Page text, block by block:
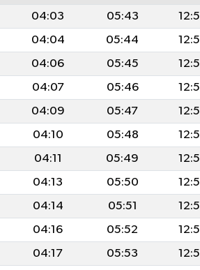
04:03 05:43
04:04 05:44
04:06 05:45
04:07 05:46
04:09 05:47
04:10 05:48
04:11 05:49
04:13 05:50
04:14 05:51
04:16 05:52
04:17 05:53